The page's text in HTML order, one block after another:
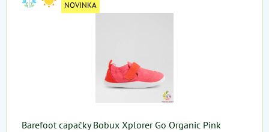
NOVINKA
Barefoot capačky Bobux Xplorer Go Organic Pink